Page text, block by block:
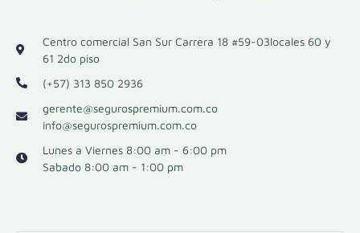
Centro comercial San Sur Carrera 18 #59-03locales 60 y
61 2do piso
(+57) 313 850 2936
gerente@segurospremium.com.co
info@segurospremium.com.co
Lunes a Viernes 8:00 am - 6:00 pm
Sabado 8:00 am - 1:00 pm